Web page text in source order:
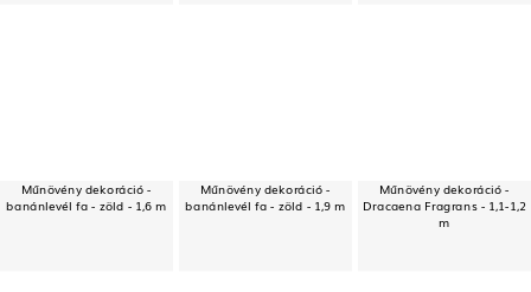
Műnövény dekoráció -
banánlevél fa - zöld - 1,6 m
Műnövény dekoráció -
banánlevél fa - zöld - 1,9 m
Műnövény dekoráció -
Dracaena Fragrans - 1,1-1,2
m